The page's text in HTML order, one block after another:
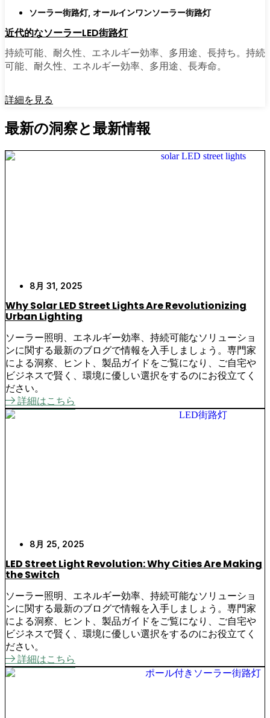
ソーラー街路灯, オールインワンソーラー街路灯
近代的なソーラーLED街路灯
持続可能、耐久性、エネルギー効率、多用途、長持ち。持続
可能、耐久性、エネルギー効率、多用途、長寿命。
詳細を見る
最新の洞察と最新情報
8月 31, 2025
Why Solar LED Street Lights Are Revolutionizing
Urban Lighting
ソーラー照明、エネルギー効率、持続可能なソリューショ
ンに関する最新のブログで情報を入手しましょう。専門家
による洞察、ヒント、製品ガイドをご覧になり、ご自宅や
ビジネスで賢く、環境に優しい選択をするのにお役立てく
ださい。
詳細はこちら
8月 25, 2025
LED Street Light Revolution: Why Cities Are Making
the Switch
ソーラー照明、エネルギー効率、持続可能なソリューショ
ンに関する最新のブログで情報を入手しましょう。専門家
による洞察、ヒント、製品ガイドをご覧になり、ご自宅や
ビジネスで賢く、環境に優しい選択をするのにお役立てく
ださい。
詳細はこちら